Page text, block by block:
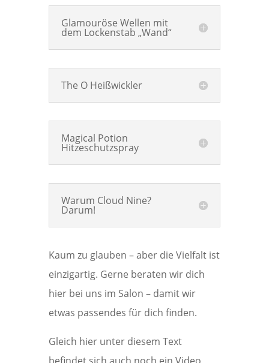
Glamouröse Wellen mit
dem Lockenstab „Wand“
The O Heißwickler
Magical Potion
Hitzeschutzspray
Warum Cloud Nine?
Darum!
Kaum zu glauben – aber die Vielfalt ist
einzigartig. Gerne beraten wir dich
hier bei uns im Salon – damit wir
etwas passendes für dich finden.
Gleich hier unter diesem Text